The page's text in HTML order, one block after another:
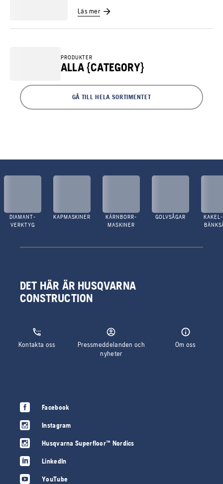
Läs mer
PRODUKTER
ALLA {CATEGORY}
GÅ TILL HELA SORTIMENTET
DIAMANT-
VERKTYG
KAPMASKINER
KÄRNBORR-
MASKINER
GOLVSÅGAR
DET HÄR ÄR HUSQVARNA
CONSTRUCTION
Kontakta oss
Pressmeddelanden och
nyheter
Om oss
Facebook
Instagram
Husqvarna Superfloor™ Nordics
LinkedIn
YouTube